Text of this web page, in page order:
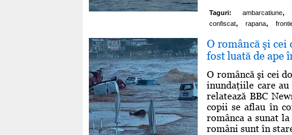
Taguri: ambarcatiune,
confiscat, rapana,
O româncă şi cei
fost luată de ape
O româncă şi cei
inundaţiile care au
relatează BBC
copii se aflau în
românca a sunat
români sunt în